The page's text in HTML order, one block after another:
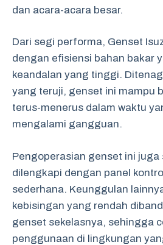
dan acara-acara besar.
Dari segi performa, Genset
dengan efisiensi bahan bakar
keandalan yang tinggi.
yang teruji, genset ini mampu
terus-menerus dalam waktu
mengalami gangguan.
Pengoperasian genset ini juga
dilengkapi dengan panel
sederhana. Keunggulan
kebisingan yang rendah
genset sekelasnya, sehingga
penggunaan di lingkungan